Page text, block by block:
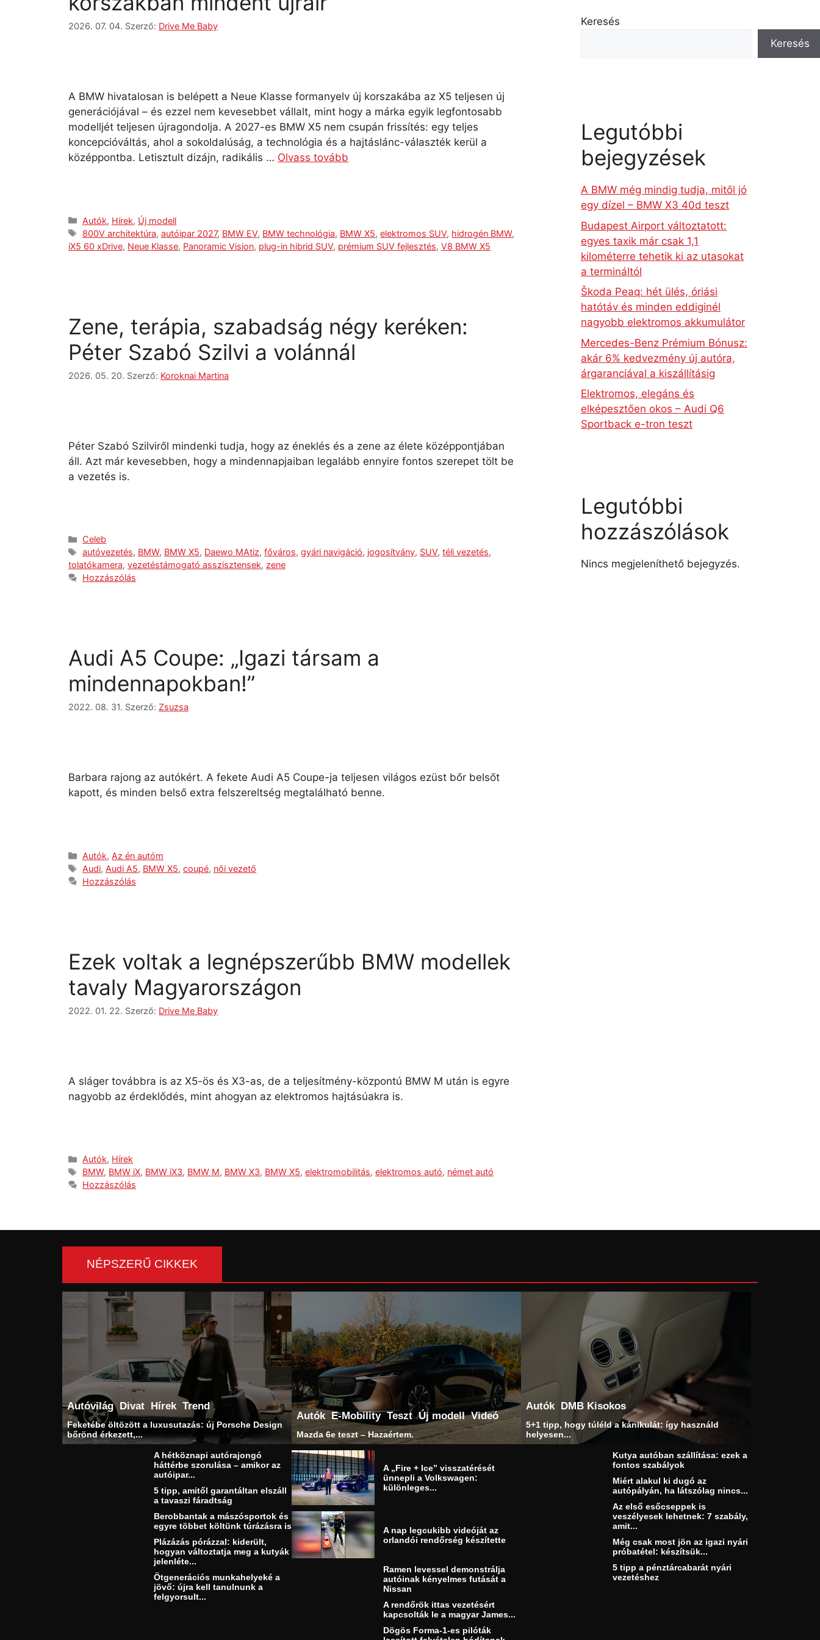
2026. 07. 04. Szerző: Drive Me Baby
A BMW hivatalosan is belépett a Neue Klasse formanyelv új korszakába az X5 teljesen új
generációjával – és ezzel nem kevesebbet vállalt, mint hogy a márka egyik legfontosabb
modelljét teljesen újragondolja. A 2027-es BMW X5 nem csupán frissítés: egy teljes
koncepcióváltás, ahol a sokoldalúság, a technológia és a hajtáslánc-választék kerül a
középpontba. Letisztult dizájn, radikális … Olvass tovább
Autók, Hírek, Új modell
800V architektúra,autóipar 2027, BMW EV, BMW technológia, BMW X5,elektromos SUV, hidrogén BMW,
iX5 60 xDrive, Neue Klasse, Panoramic Vision, plug-in hibrid SUV, prémium SUV fejlesztés, V8 BMW X5
Zene, terápia, szabadság négy keréken:
Péter Szabó Szilvi a volánnál
2026. 05. 20. Szerző: Koroknai Martina
Péter Szabó Szilviről mindenki tudja, hogy az éneklés és a zene az élete középpontjában
áll. Azt már kevesebben, hogy a mindennapjaiban legalább ennyire fontos szerepet tölt be
a vezetés is.
Celeb
autóvezetés, BMW, BMW X5, Daewo MAtiz,főváros,gyári navigáció, jogosítvány, SUV,téli vezetés,
tolatókamera, vezetéstámogató asszisztensek, zene
Hozzászólás
Audi A5 Coupe: „Igazi társam a
mindennapokban!”
2022. 08. 31. Szerző: Zsuzsa
Barbara rajong az autókért. A fekete Audi A5 Coupe-ja teljesen világos ezüst bőr belsőt
kapott, és minden belső extra felszereltség megtalálható benne.
Autók, Az én autóm
Audi, Audi A5, BMW X5,coupé, női vezető
Hozzászólás
Ezek voltak a legnépszerűbb BMW modellek
tavaly Magyarországon
2022. 01. 22. Szerző: Drive Me Baby
A sláger továbbra is az X5-ös és X3-as, de a teljesítmény-központú BMW M után is egyre
nagyobb az érdeklődés, mint ahogyan az elektromos hajtásúakra is.
Autók, Hírek
BMW, BMW iX, BMW iX3, BMW M, BMW X3, BMW X5,elektromobilitás,elektromos autó, német autó
Hozzászólás
Keresés
Keresés
Legutóbbi
bejegyzések
A BMW még mindig tudja, mitől jó
egy dízel – BMW X3 40d teszt
Budapest Airport változtatott:
egyes taxik már csak 1,1
kilométerre tehetik ki az utasokat
a termináltól
Škoda Peaq: hét ülés, óriási
hatótáv és minden eddiginél
nagyobb elektromos akkumulátor
Mercedes-Benz Prémium Bónusz:
akár 6% kedvezmény új autóra,
árgaranciával a kiszállításig
Elektromos, elegáns és
elképesztően okos – Audi Q6
Sportback e-tron teszt
Legutóbbi
hozzászólások
Nincs megjeleníthető bejegyzés.
NÉPSZERŰ CIKKEK
Autóvilág Divat Hírek Trend
Feketébe öltözött a luxusutazás: új Porsche Design
bőrönd érkezett,...
A hétköznapi autórajongó
háttérbe szorulása – amikor az
autóipar...
5 tipp, amitől garantáltan elszáll
a tavaszi fáradtság
Berobbantak a mászósportok és
egyre többet költünk túrázásra is
Plázázás pórázzal: kiderült,
hogyan változtatja meg a kutyák
jelenléte...
Ötgenerációs munkahelyeké a
jövő: újra kell tanulnunk a
felgyorsult...
Autók E-Mobility Teszt Új modell Videó
Mazda 6e teszt – Hazaértem.
A „Fire + Ice” visszatérését
ünnepli a Volkswagen:
különleges...
A nap legcukibb videóját az
orlandói rendőrség készítette
Ramen levessel demonstrálja
autóinak kényelmes futását a
Nissan
A rendőrök ittas vezetésért
kapcsolták le a magyar James...
Dögös Forma-1-es pilóták
Autók DMB Kisokos
5+1 tipp, hogy túléld a kánikulát: így használd
helyesen...
Kutya autóban szállítása: ezek a
fontos szabályok
Miért alakul ki dugó az
autópályán, ha látszólag nincs...
Az első esőcseppek is
veszélyesek lehetnek: 7 szabály,
amit...
Még csak most jön az igazi nyári
próbatétel: készítsük...
5 tipp a pénztárcabarát nyári
vezetéshez